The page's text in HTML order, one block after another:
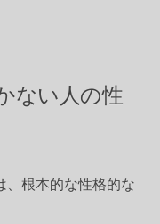
ない人の性
、根本的な性格的な